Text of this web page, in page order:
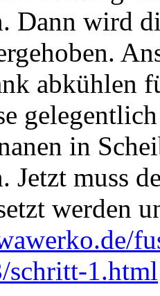
Dann wird
abkühlen
in
Jetzt muss
werden
schritt-1.html